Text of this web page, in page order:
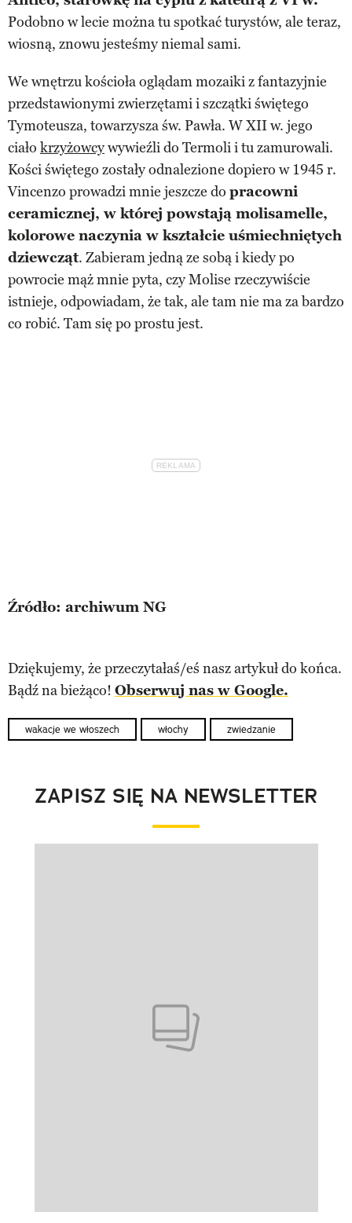
Podobno w lecie można tu spotkać turystów, ale teraz,
wiosną, znowu jesteśmy niemal sami.
We wnętrzu kościoła oglądam mozaiki z fantazyjnie
przedstawionymi zwierzętami i szczątki świętego
Tymoteusza, towarzysza św. Pawła. W XII w. jego
ciało krzyżowcywywieźli do Termoli i tu zamurowali.
Kości świętego zostały odnalezione dopiero w 1945 r.
Vincenzo prowadzi mnie jeszcze do pracowni
ceramicznej, w której powstają molisamelle,
kolorowe naczynia w kształcie uśmiechniętych
dziewcząt. Zabieram jedną ze sobą i kiedy po
powrocie mąż mnie pyta, czy Molise rzeczywiście
istnieje, odpowiadam, że tak, ale tam nie ma za bardzo
co robić. Tam się po prostu jest.
Źródło: archiwum NG
Dziękujemy, że przeczytałaś/eś nasz artykuł do końca.
Bądź na bieżąco! Obserwuj nas w Google.
wakacje we włoszech włochy zwiedzanie
ZAPISZ SIĘ NA NEWSLETTER